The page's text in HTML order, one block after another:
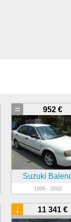
952 €
=
Suzuki
1995 - 2002
11 341 €
↓